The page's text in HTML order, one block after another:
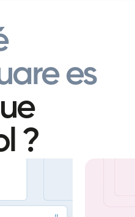
es
?